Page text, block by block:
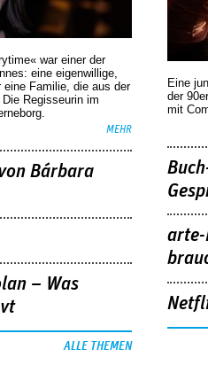
war einer der
eine eigenwillige,
­Familie, die aus der
Regisseurin im
MEHR
Bárbara
– Was
ALLE THEMEN
Eine
der
mit
arte-